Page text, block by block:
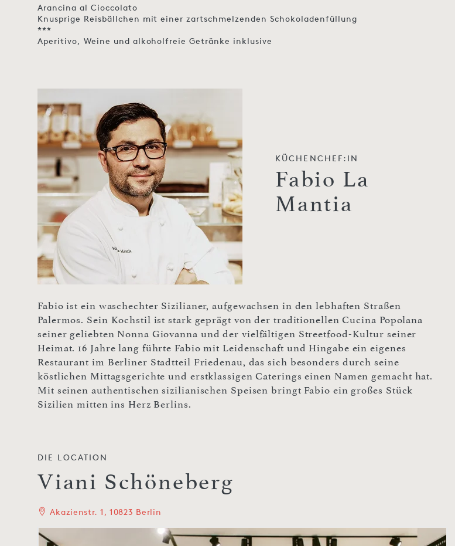
Arancina al Cioccolato
Knusprige Reisbällchen mit einer zartschmelzenden Schokoladenfüllung
***
Aperitivo, Weine und alkoholfreie Getränke inklusive
KÜCHENCHEF:IN
Fabio La
Mantia
Fabio ist ein waschechter Sizilianer, aufgewachsen in den lebhaften Straßen
Palermos. Sein Kochstil ist stark geprägt von der traditionellen Cucina Popolana
seiner geliebten Nonna Giovanna und der vielfältigen Streetfood-Kultur seiner
Heimat. 16 Jahre lang führte Fabio mit Leidenschaft und Hingabe ein eigenes
Restaurant im Berliner Stadtteil Friedenau, das sich besonders durch seine
köstlichen Mittagsgerichte und erstklassigen Caterings einen Namen gemacht hat.
Mit seinen authentischen sizilianischen Speisen bringt Fabio ein großes Stück
Sizilien mitten ins Herz Berlins.
DIE LOCATION
Viani Schöneberg
Akazienstr. 1, 10823 Berlin